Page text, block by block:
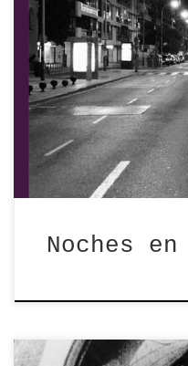
El último domingo
Cueto, editor
Ediciones, convocó
Noches